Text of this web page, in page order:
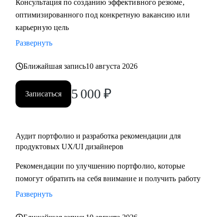
Консультация по созданию эффективного резюме,
оптимизированного под конкретную вакансию или
карьерную цель
Развернуть
Ближайшая запись10 августа 2026
Записаться 5 000 ₽
Аудит портфолио и разработка рекомендации для
продуктовых UX/UI дизайнеров
Рекомендации по улучшению портфолио, которые
помогут обратить на себя внимание и получить работу
Развернуть